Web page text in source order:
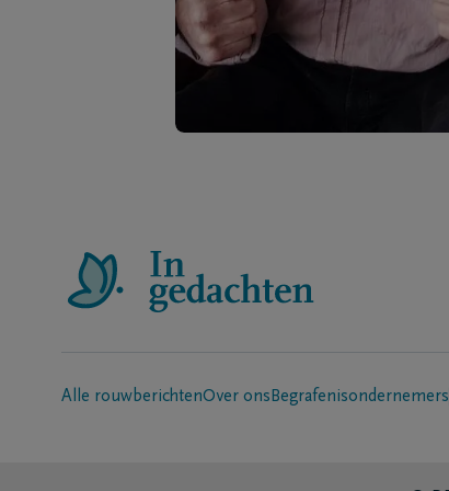
Alle rouwberichtenOver ons Begrafenisondernemers